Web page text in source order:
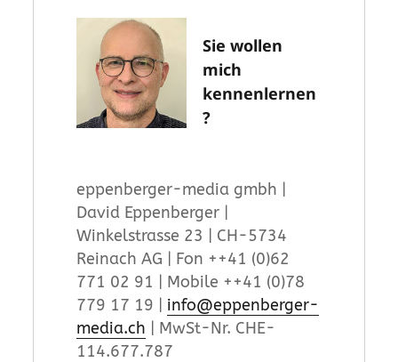
Sie wollen
mich
kennenlernen
?
eppenberger-media gmbh |
David Eppenberger |
Winkelstrasse 23 | CH-5734
Reinach AG | Fon ++41 (0)62
771 02 91 | Mobile ++41 (0)78
779 17 19 | info@eppenberger-
media.ch | MwSt-Nr. CHE-
114.677.787